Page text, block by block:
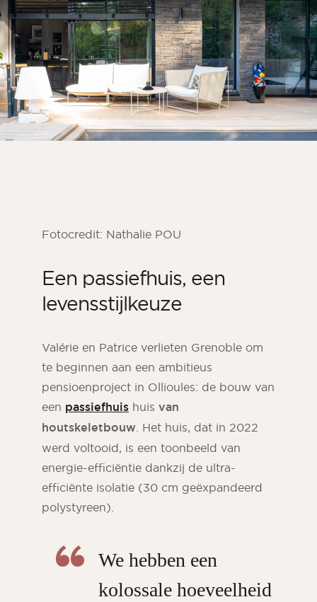
Kamer
Keuken
Badkamer
ALLE BINNENRUIMTES
Per buitenruimte
Buitenfaciliteiten
Laat je inspireren door de esthetiek en
texturen van ORSOL
Fotocredit: Nathalie POU
Een passiefhuis, een
levensstijlkeuze
Valérie en Patrice verlieten Grenoble om
te beginnen aan een ambitieus
pensioenproject in Ollioules: de bouw van
een passiefhuis huis van
houtskeletbouw. Het huis, dat in 2022
werd voltooid, is een toonbeeld van
energie-efficiëntie dankzij de ultra-
efficiënte isolatie (30 cm geëxpandeerd
polystyreen).
We hebben een
kolossale hoeveelheid